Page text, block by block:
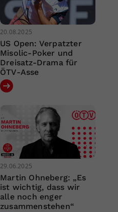
20.08.2025
US Open: Verpatzter
Misolic-Poker und
Dreisatz-Drama für
ÖTV-Asse
29.06.2025
Martin Ohneberg: „Es
ist wichtig, dass wir
alle noch enger
zusammenstehen“